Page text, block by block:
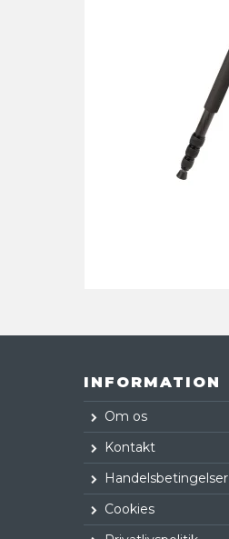
INFORMATION
Om os
Kontakt
Handelsbetingelser
Cookies